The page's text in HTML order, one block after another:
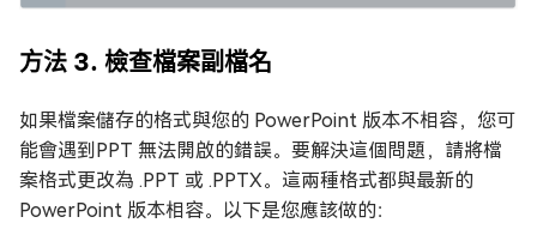
方法 3. 檢查檔案副檔名
如果檔案儲存的格式與您的 PowerPoint 版本不相容，您可
能會遇到PPT 無法開啟的錯誤。要解決這個問題，請將檔
案格式更改為 .PPT 或 .PPTX。這兩種格式都與最新的
PowerPoint 版本相容。以下是您應該做的：